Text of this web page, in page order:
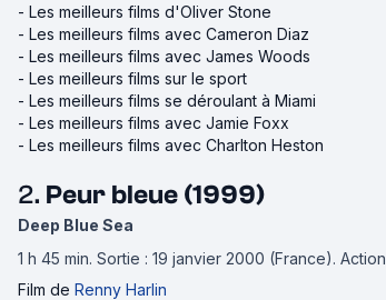
- Les meilleurs films d'Oliver Stone
- Les meilleurs films avec Cameron Diaz
- Les meilleurs films avec James Woods
- Les meilleurs films sur le sport
- Les meilleurs films se déroulant à Miami
- Les meilleurs films avec Jamie Foxx
- Les meilleurs films avec Charlton Heston
2. Peur bleue (1999)
Deep Blue Sea
1 h 45 min. Sortie : 19 janvier 2000 (France).
Film de Renny Harlin